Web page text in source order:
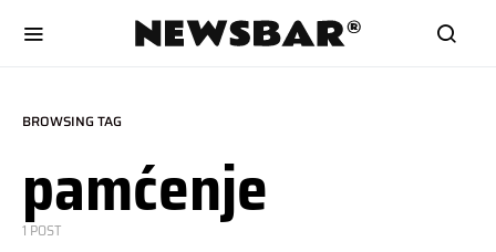
BROWSING TAG
pamćenje
1 POST